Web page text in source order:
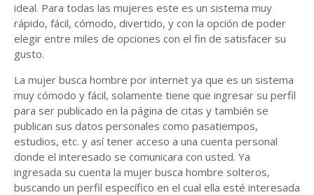
ideal. Para todas las mujeres este es un sistema muy
rápido, fácil, cómodo, divertido, y con la opción de poder
elegir entre miles de opciones con el fin de satisfacer su
gusto.
La mujer busca hombre por internet ya que es un sistema
muy cómodo y fácil, solamente tiene que ingresar su perfil
para ser publicado en la página de citas y también se
publican sus datos personales como pasatiempos,
estudios, etc. y así tener acceso a una cuenta personal
donde el interesado se comunicara con usted. Ya
ingresada su cuenta la mujer busca hombre solteros,
buscando un perfil específico en el cual ella esté interesada